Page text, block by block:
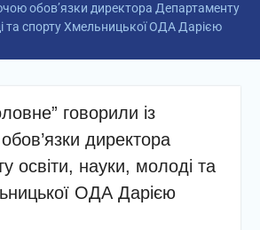
обов’язки директора Департаменту
та спорту Хмельницької ОДА Дарією
говорили із
директора
освіти, науки, молоді та
ОДА Дарією